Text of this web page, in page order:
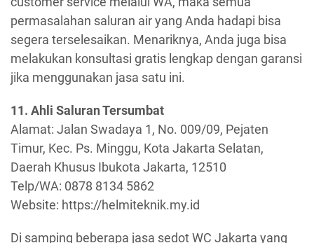
permasalahan saluran air yang Anda hadapi bisa
segera terselesaikan. Menariknya, Anda juga bisa
melakukan konsultasi gratis lengkap dengan garansi
jika menggunakan jasa satu ini.
11. Ahli Saluran Tersumbat
Alamat: Jalan Swadaya 1, No. 009/09, Pejaten
Timur, Kec. Ps. Minggu, Kota Jakarta Selatan,
Daerah Khusus Ibukota Jakarta, 12510
Telp/WA: 0878 8134 5862
Website: https://helmiteknik.my.id
Di samping beberapa jasa sedot WC Jakarta yang